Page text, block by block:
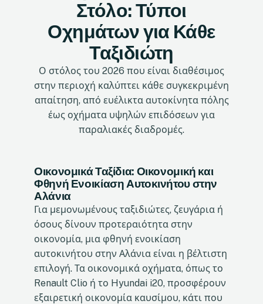
Στόλο: Τύποι
Οχημάτων για Κάθε
Ταξιδιώτη
Ο στόλος του 2026 που είναι διαθέσιμος
στην περιοχή καλύπτει κάθε συγκεκριμένη
απαίτηση, από ευέλικτα αυτοκίνητα πόλης
έως οχήματα υψηλών επιδόσεων για
παραλιακές διαδρομές.
Οικονομικά Ταξίδια: Οικονομική και
Φθηνή Ενοικίαση Αυτοκινήτου στην
Αλάνια
Για μεμονωμένους ταξιδιώτες, ζευγάρια ή
όσους δίνουν προτεραιότητα στην
οικονομία, μια φθηνή ενοικίαση
αυτοκινήτου στην Αλάνια είναι η βέλτιστη
επιλογή. Τα οικονομικά οχήματα, όπως το
Renault Clio ή το Hyundai i20, προσφέρουν
εξαιρετική οικονομία καυσίμου, κάτι που